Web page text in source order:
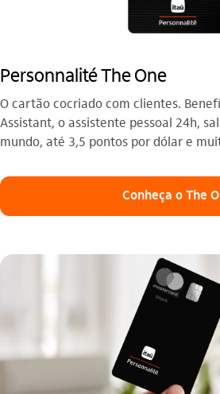
Personnalité The One
O cartão cocriado com clientes.
Assistant, o assistente pessoal 24h,
mundo, até 3,5 pontos por dólar e
Conheça o The